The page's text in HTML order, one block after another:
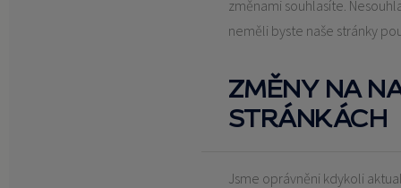
změnami souhlasíte.
neměli byste naše stránky
ZMĚNY NA
STRÁNKÁCH
Jsme oprávněni kdykoli